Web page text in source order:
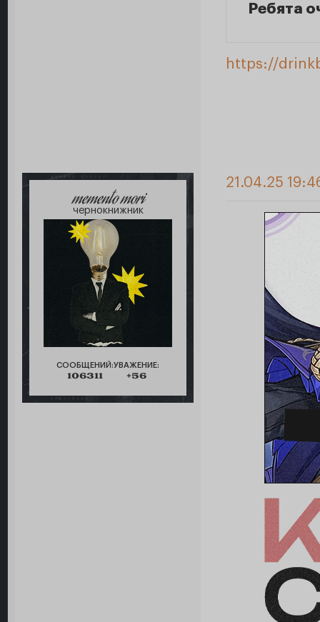
Ребята
https://
memento mori
чернокнижник
СООБЩЕНИЙ:
106311
УВАЖЕНИЕ:
+56
21.04.25